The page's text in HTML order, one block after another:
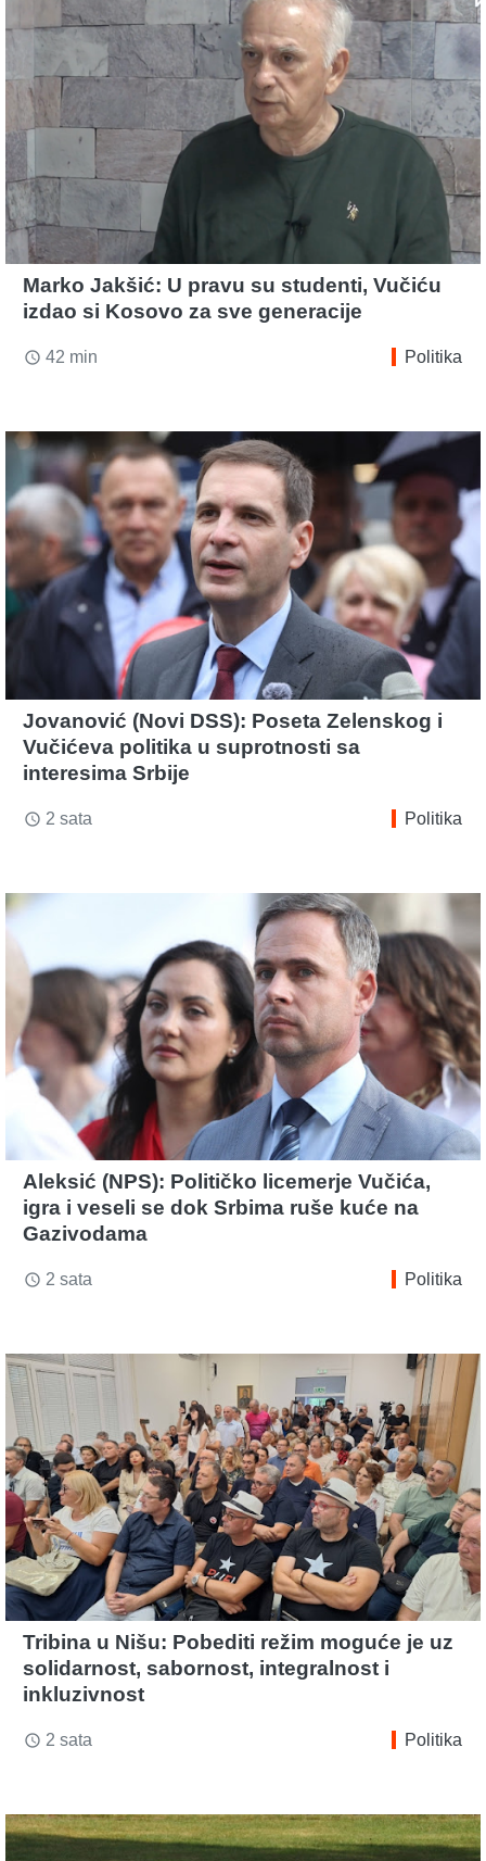
Marko Jakšić: U pravu su studenti, Vučiću
izdao si Kosovo za sve generacije
access_time 42 min Politika
Jovanović (Novi DSS): Poseta Zelenskog i
Vučićeva politika u suprotnosti sa
interesima Srbije
access_time 2 sata Politika
Aleksić (NPS): Političko licemerje Vučića,
igra i veseli se dok Srbima ruše kuće na
Gazivodama
access_time 2 sata Politika
Tribina u Nišu: Pobediti režim moguće je uz
solidarnost, sabornost, integralnost i
inkluzivnost
access_time 2 sata Politika